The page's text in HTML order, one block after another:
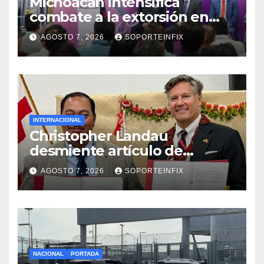
combate a la extorsión en
zona aguacatera y Tierra
Caliente
AGOSTO 7, 2026 SOPORTEINFIX
INTERNACIONAL
Christopher Landau
desmiente artículo de
Foreign Policy sobre visita a
Islas Salomón
AGOSTO 7, 2026 SOPORTEINFIX
NACIONAL PORTADA